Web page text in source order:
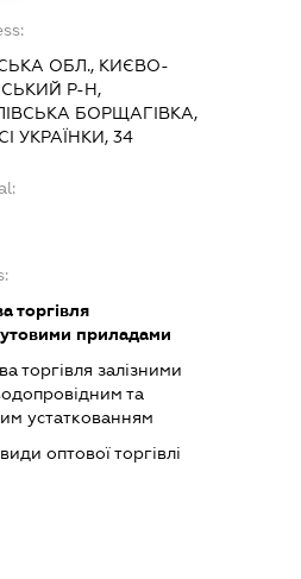
ОБЛ., КИЄВО-
Р-Н,
БОРЩАГІВКА,
УКРАЇНКИ, 34
торгівля
приладами
торгівля залізними
та
устаткованням
оптової торгівлі